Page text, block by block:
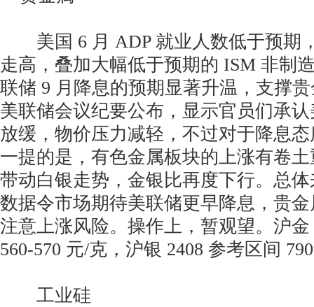
美国 6 月 ADP 就业人数低于预期
走高，叠加大幅低于预期的 ISM 非制
联储 9 月降息的预期显著升温，支撑
美联储会议纪要公布，显示官员们承
放缓，物价压力减轻，不过对于降息
一提的是，有色金属板块的上涨有卷
带动白银走势，金银比再度下行。总
数据令市场期待美联储更早降息，贵
注意上涨风险。操作上，暂观望。沪金
560-570 元/克，沪银 2408 参考区间
工业硅